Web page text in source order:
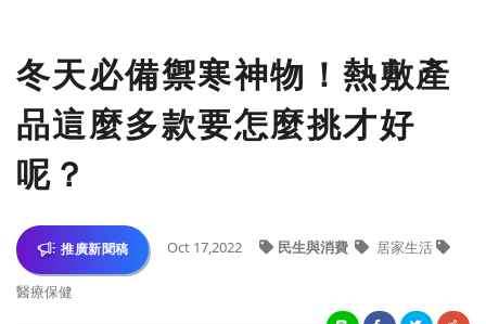
冬天必備禦寒神物！熱敷產
品這麼多款要怎麼挑才好
呢？
推廣新聞稿 Oct 17,2022 民生與消費 居家生活
醫療保健